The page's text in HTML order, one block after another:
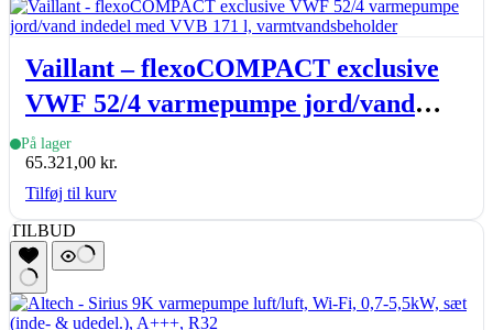
Vaillant – flexoCOMPACT exclusive
VWF 52/4 varmepumpe jord/vand
indedel med VVB 171 l,
varmtvandsbeholder
På lager
65.321,00 kr.
Tilføj til kurv
TILBUD